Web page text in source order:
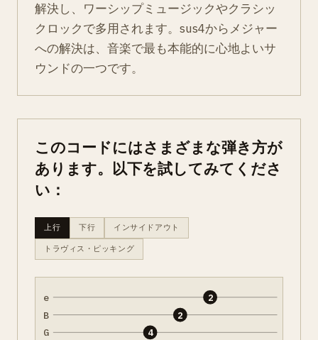
解決し、ワーシップミュージックやクラシッ
クロックで多用されます。sus4からメジャー
への解決は、音楽で最も本能的に心地よいサ
ウンドの一つです。
このコードにはさまざまな弾き方が
あります。以下を試してみてくださ
い：
上行 下行 インサイドアウト
トラヴィス・ピッキング
e
B
G 4
2
2